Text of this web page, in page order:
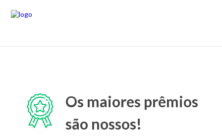
Os maiores prêmios
são nossos!